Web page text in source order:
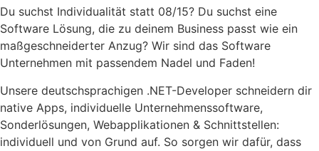
Du suchst Individualität statt 08/15? Du suchst eine
Software Lösung, die zu deinem Business passt wie ein
maßgeschneiderter Anzug? Wir sind das Software
Unternehmen mit passendem Nadel und Faden!
Unsere deutschsprachigen .NET-Developer schneidern dir
native Apps, individuelle Unternehmenssoftware,
Sonderlösungen, Webapplikationen & Schnittstellen:
individuell und von Grund auf. So sorgen wir dafür, dass